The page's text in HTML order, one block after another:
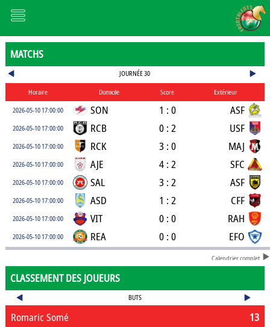
MATCHS
JOURNÉE 30
Horaire Domicile Score
Extérieur
2026-05-10 17:00:00
SON 1 : 0 ASF
2026-05-10 17:00:00 RCB 0 : 2 USF
2026-05-10 17:00:00 RCK 3 : 0 MAJ
2026-05-10 17:00:00 AJE 4 : 2 SFC
2026-05-10 17:00:00 SAL 3 : 2 ASF
2026-05-10 17:00:00 ASD 1 : 2 CFF
2026-05-10 17:00:00 VIT 0 : 0 RAH
2026-05-10 17:00:00 REA 0 : 0 EFO
Calendrier complet
CLASSEMENT DES JOUEURS
BUTS
13
Romaric Somé